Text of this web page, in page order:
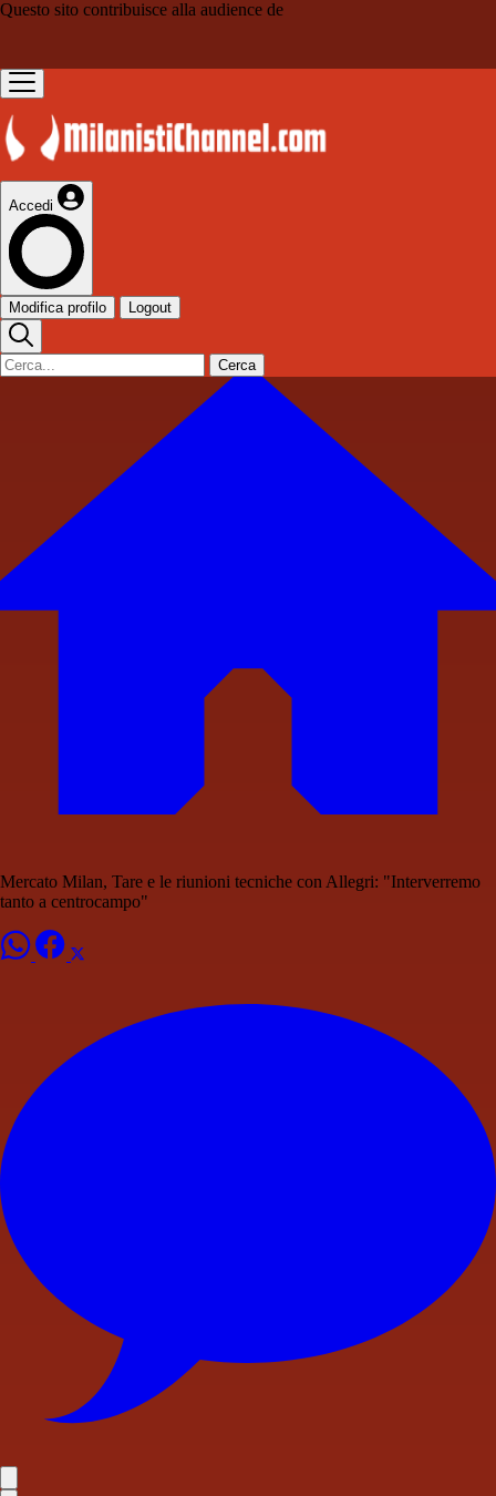
Questo sito contribuisce alla audience de
Accedi
Modifica profilo Logout
Cerca
Mercato Milan, Tare e le riunioni tecniche con Allegri: "Interverremo
tanto a centrocampo"